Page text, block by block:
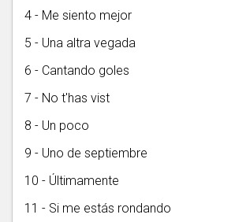
4 - Me siento mejor
5 - Una altra vegada
6 - Cantando goles
7 - No t'has vist
8 - Un poco
9 - Uno de septiembre
10 - Últimamente
11 - Si me estás rondando